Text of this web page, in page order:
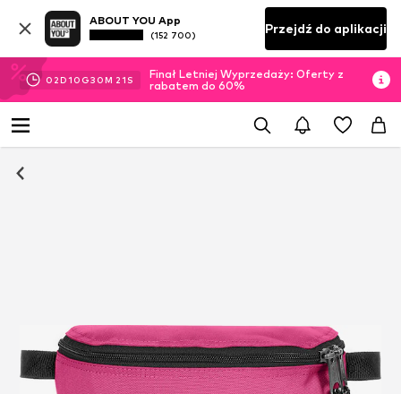
ABOUT YOU App
(152 700) Przejdź do aplikacji
02D10 G30M 21 S
Finał Letniej Wyprzedaży: Oferty z
rabatem do 60%